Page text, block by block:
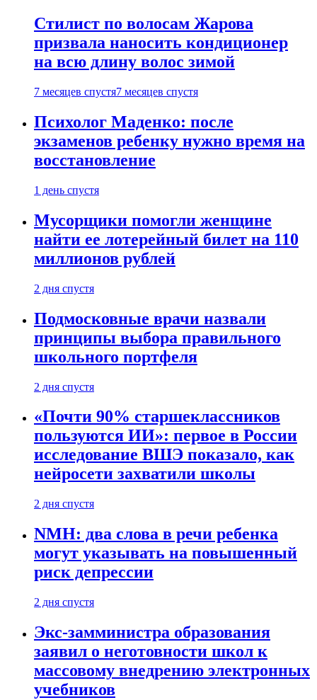
Стилист по волосам Жарова
призвала наносить кондиционер
на всю длину волос зимой
7 месяцев спустя7 месяцев спустя
Психолог Маденко: после
экзаменов ребенку нужно время на
восстановление
1 день спустя
Мусорщики помогли женщине
найти ее лотерейный билет на 110
миллионов рублей
2 дня спустя
Подмосковные врачи назвали
принципы выбора правильного
школьного портфеля
2 дня спустя
«Почти 90% старшеклассников
пользуются ИИ»: первое в России
исследование ВШЭ показало, как
нейросети захватили школы
2 дня спустя
NMH: два слова в речи ребенка
могут указывать на повышенный
риск депрессии
2 дня спустя
Экс-замминистра образования
заявил о неготовности школ к
массовому внедрению электронных
учебников